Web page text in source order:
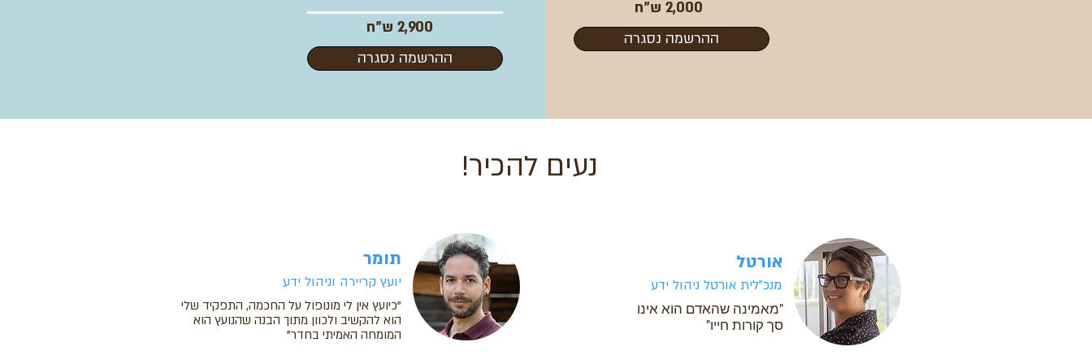
2,900 ש"ח
ההרשמה נסגרה
2,000 ש"ח
ההרשמה נסגרה
נעים להכיר!
תומר
יועץ קריירה וניהול ידע
"כיועץ אין לי מונופול על החכמה, התפקיד שלי
הוא להקשיב ולכוון מתוך הבנה שהנועץ הוא
המומחה האמיתי בחדר"
אורטל
מנכ"לית אורטל ניהול ידע
"מאמינה שהאדם הוא אינו
סך קורות חייו"